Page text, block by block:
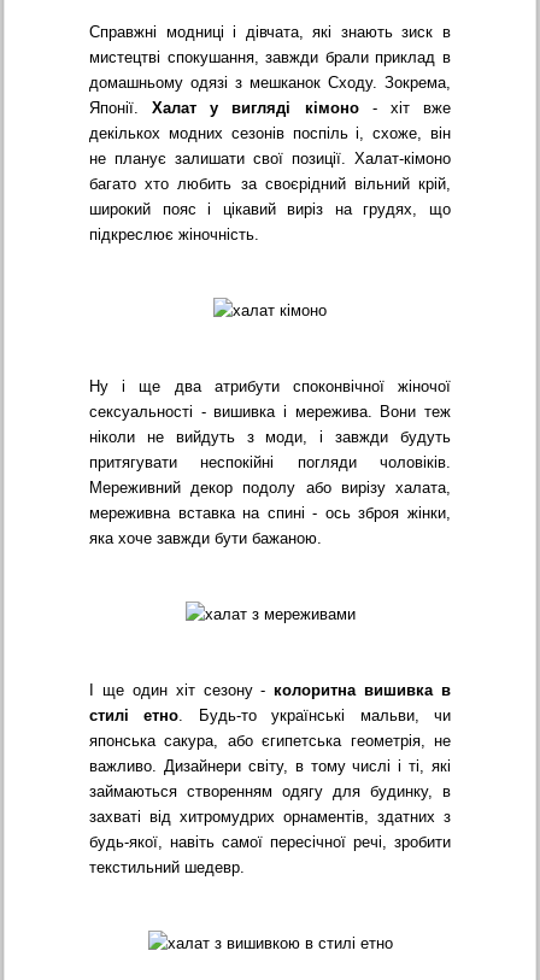
Справжні модниці і дівчата, які знають зиск в
мистецтві спокушання, завжди брали приклад в
домашньому одязі з мешканок Сходу. Зокрема,
Японії.Халат у вигляді кімоно- хіт вже
декількох модних сезонів поспіль і, схоже, він
не планує залишати свої позиції. Халат-кімоно
багато хто любить за своєрідний вільний крій,
широкий пояс і цікавий виріз на грудях, що
підкреслює жіночність.
Ну і ще два атрибути споконвічної жіночої
сексуальності - вишивка і мережива. Вони теж
ніколи не вийдуть з моди, і завжди будуть
притягувати неспокійні погляди чоловіків.
Мереживний декор подолу або вирізу халата,
мереживна вставка на спині - ось зброя жінки,
яка хоче завжди бути бажаною.
І ще один хіт сезону -колоритна вишивка в
стилі етно. Будь-то українські мальви, чи
японська сакура, або єгипетська геометрія, не
важливо. Дизайнери світу, в тому числі і ті, які
займаються створенням одягу для будинку, в
захваті від хитромудрих орнаментів, здатних з
будь-якої, навіть самої пересічної речі, зробити
текстильний шедевр.